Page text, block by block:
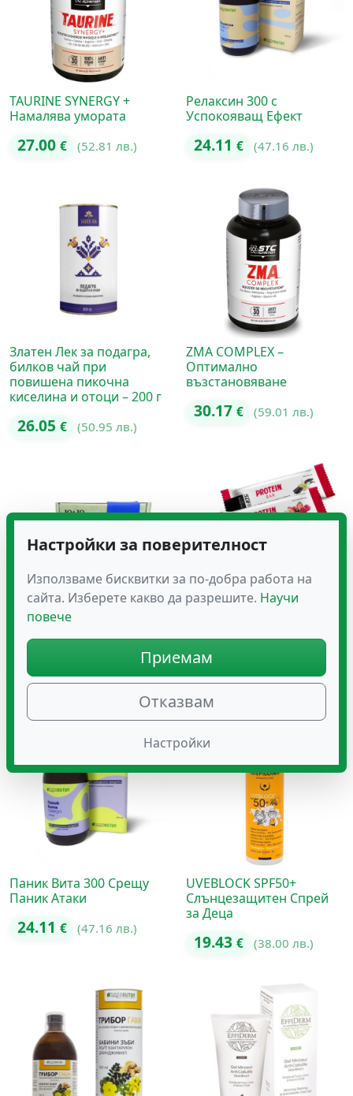
TAURINE SYNERGY +
Намалява умората
27.00 € (52.81 лв.)
Релаксин 300 с
Успокояващ Ефект
24.11 € (47.16 лв.)
Златен Лек за подагра,
билков чай при
повишена пикочна
киселина и отоци – 200 г
26.05 € (50.95 лв.)
ZMA COMPLEX –
Оптимално
възстановяване
30.17 € (59.01 лв.)
НАРУШЕНИЯ НА СЪНЯ
36.76€ (71.90 лв.) 15.34€ (30.00 лв.)
Паник Вита 300 Срещу
Паник Атаки
24.11 € (47.16 лв.)
UVEBLOCK SPF50+
Слънцезащитен Спрей
за Деца
19.43 € (38.00 лв.)
Настройки за поверителност
Използваме бисквитки за по-добра работа на
сайта. Изберете какво да разрешите. Научи
повече
Приемам
Отказвам
Настройки